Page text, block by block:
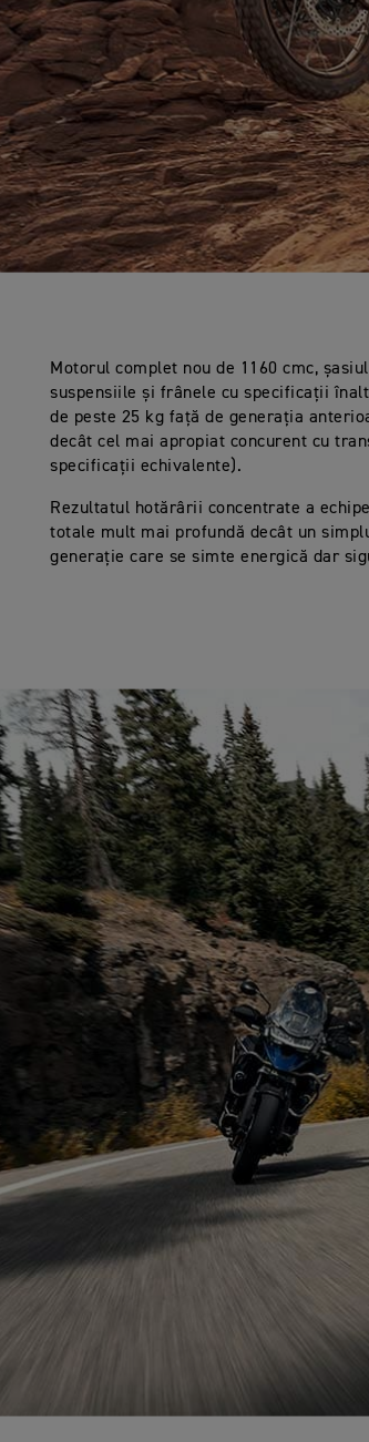
Motorul complet nou de 1160 cmc,
suspensiile și frânele cu specificații
de peste 25 kg față de generația
decât cel mai apropiat concurent cu
specificații echivalente).
Rezultatul hotărârii concentrate a
totale mult mai profundă decât un
generație care se simte energică dar